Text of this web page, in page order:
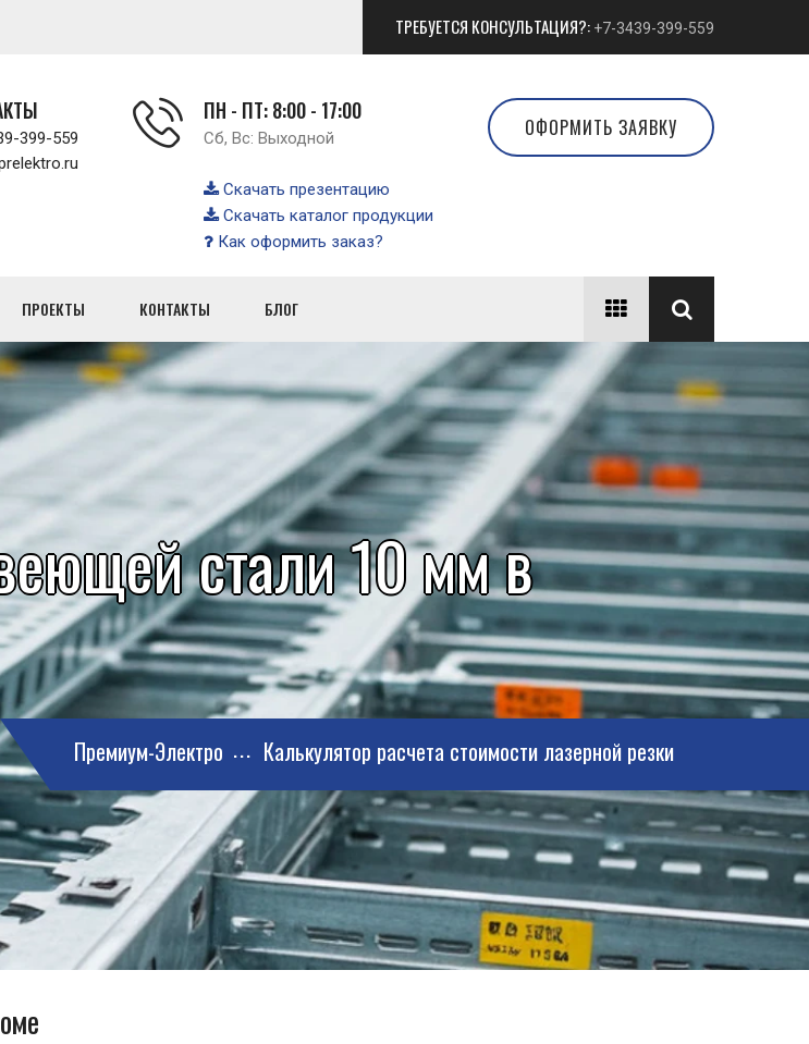
ТРЕБУЕТСЯ КОНСУЛЬТАЦИЯ?: +7-3439-399-559
399-559
ПН - ПТ: 8:00 - 17:00
Сб, Вс: Выходной
Скачать презентацию
Скачать каталог продукции
Как оформить заказ?
ОФОРМИТЬ ЗАЯВКУ
ПРОЕКТЫ КОНТАКТЫ БЛОГ
стали 10 мм в
Премиум-Электро Калькулятор расчета стоимости лазерной резки